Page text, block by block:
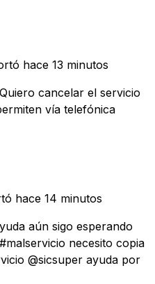
hace 13 minutos
cancelar el servicio
vía telefónica
hace 14 minutos
aún sigo esperando
necesito copia
@sicsuper ayuda por